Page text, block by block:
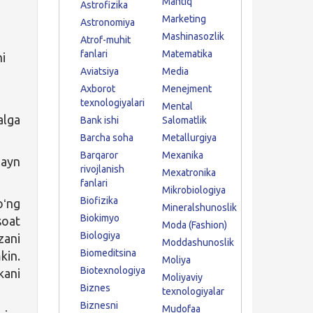
Astrofizika
Astronomiya
Atrof-muhit
fanlari
Aviatsiya
Axborot
texnologiyalari
Bank ishi
Barcha soha
Barqaror
rivojlanish
fanlari
Biofizika
Biokimyo
Biologiya
Biomeditsina
Biotexnologiya
Biznes
Biznesni
Marketing
Mashinasozlik
Matematika
Media
Menejment
Mental
Salomatlik
Metallurgiya
Mexanika
Mexatronika
Mikrobiologiya
Mineralshunoslik
Moda (Fashion)
Moddashunoslik
Moliya
Moliyaviy
texnologiyalar
Mudofaa